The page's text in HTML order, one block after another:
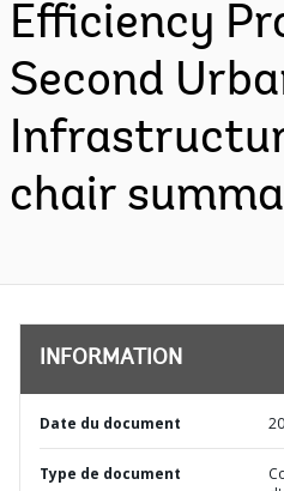
Efficiency
Second
chair
INFORMATION
Date du document
Type de document